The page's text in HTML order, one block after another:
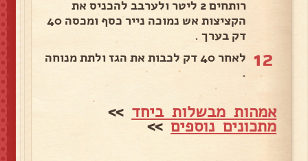
רותחים 2 ליטר ולערבב להכניס את
הקציצות אש נמוכה נייר כסף ומכסה 40
דק בערך .
12
לאחר 40 דק לכבות את הגז ולתת מנוחה
.
אמהות מבשלות ביחד >>
מתכונים נוספים>>